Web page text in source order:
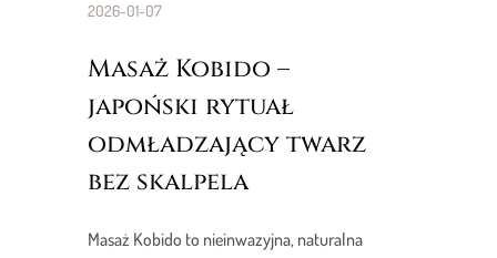
2026-01-07
Masaż Kobido –
japoński rytuał
odmładzający twarz
bez skalpela
Masaż Kobido to nieinwazyjna, naturalna